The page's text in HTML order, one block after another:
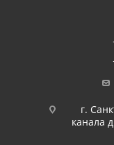
г.
канала